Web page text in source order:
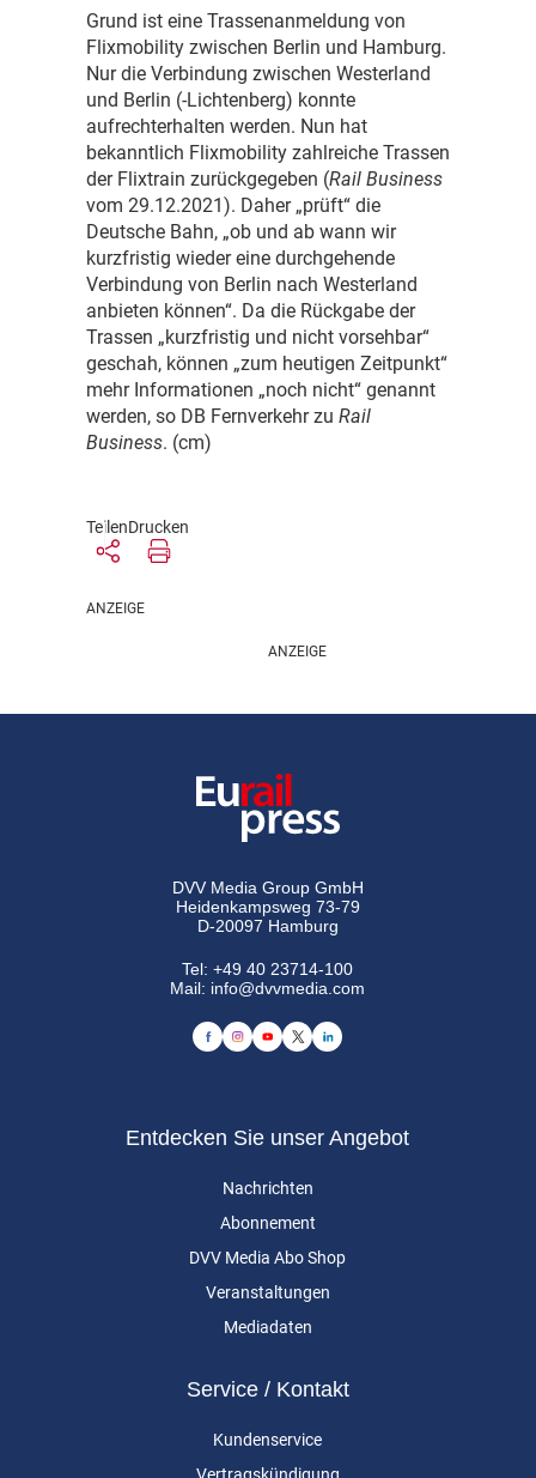
Grund ist eine Trassenanmeldung von
Flixmobility zwischen Berlin und Hamburg.
Nur die Verbindung zwischen Westerland
und Berlin (-Lichtenberg) konnte
aufrechterhalten werden. Nun hat
bekanntlich Flixmobility zahlreiche Trassen
der Flixtrain zurückgegeben (Rail Business
vom 29.12.2021). Daher „prüft“ die
Deutsche Bahn, „ob und ab wann wir
kurzfristig wieder eine durchgehende
Verbindung von Berlin nach Westerland
anbieten können“. Da die Rückgabe der
Trassen „kurzfristig und nicht vorsehbar“
geschah, können „zum heutigen Zeitpunkt“
mehr Informationen „noch nicht“ genannt
werden, so DB Fernverkehr zu Rail
Business. (cm)
TeilenDrucken
DVV Media Group GmbH
Heidenkampsweg 73-79
D-20097 Hamburg
Tel:+49 40 23714-100
Mail: info@dvvmedia.com
Entdecken Sie unser Angebot
Nachrichten
Abonnement
DVV Media Abo Shop
Veranstaltungen
Mediadaten
Service / Kontakt
Kundenservice